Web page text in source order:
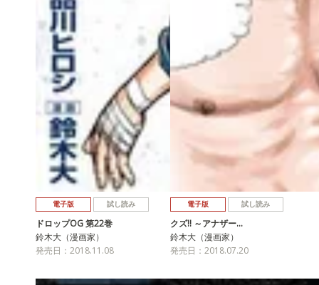
電子版 試し読み
ドロップOG 第22巻
鈴木大（漫画家）
発売日：2018.11.08
電子版 試し読み
クズ!! ～アナザー…
鈴木大（漫画家）
発売日：2018.07.20